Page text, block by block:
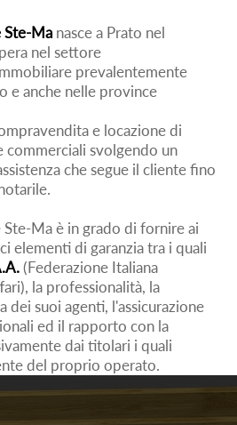
Ste-Ma nasce a Prato nel
nel settore
prevalentemente
e anche nelle province
e locazione di
commerciali svolgendo un
che segue il cliente fino
Ma è in grado di fornire ai
elementi di garanzia tra i quali
(Federazione Italiana
la professionalità, la
dei suoi agenti, l'assicurazione
ed il rapporto con la
dai titolari i quali
del proprio operato.